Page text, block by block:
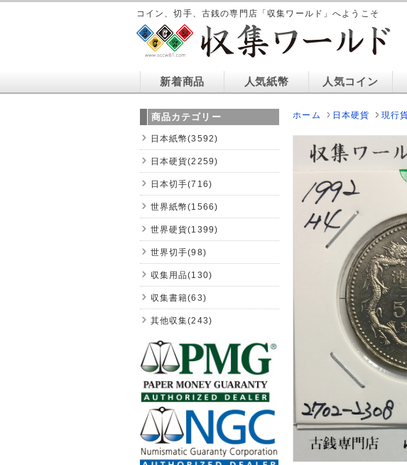
コイン、切手、古銭の専門店「収集ワールド」へようこそ
新着商品 人気紙幣 人気コイン
ホーム 日本硬貨 現行
商品カテゴリー
日本紙幣(3592)
日本硬貨(2259)
日本切手(716)
世界紙幣(1566)
世界硬貨(1399)
世界切手(98)
収集用品(130)
収集書籍(63)
其他収集(243)